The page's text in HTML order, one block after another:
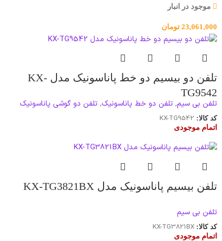
موجود در انبار
23,061,000 تومان
تلفن دو بیسیم دو خط پاناسونیک مدل KX-
TG9542
تلفن بی سیم, تلفن دو خط پاناسونیک, تلفن دو گوشی پاناسونیک
کد کالا: KX-TG9542
اتمام موجودی
تلفن بیسیم پاناسونیک مدل KX-TG3821BX
تلفن بی سیم
کد کالا: KX-TG3821BX
اتمام موجودی